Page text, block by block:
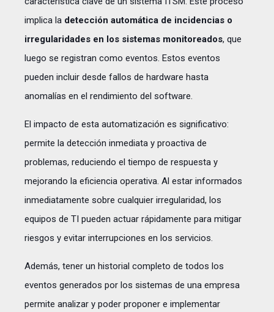
implica la detección automática de incidencias o
irregularidades en los sistemas monitoreados, que
luego se registran como eventos. Estos eventos
pueden incluir desde fallos de hardware hasta
anomalías en el rendimiento del software.
El impacto de esta automatización es significativo:
permite la detección inmediata y proactiva de
problemas, reduciendo el tiempo de respuesta y
mejorando la eficiencia operativa. Al estar informados
inmediatamente sobre cualquier irregularidad, los
equipos de TI pueden actuar rápidamente para mitigar
riesgos y evitar interrupciones en los servicios.
Además, tener un historial completo de todos los
eventos generados por los sistemas de una empresa
permite analizar y poder proponer e implementar